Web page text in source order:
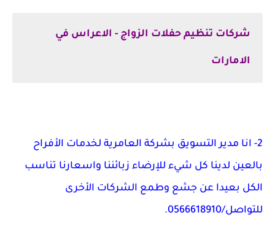
شركات تنظيم حفلات الزواج - الاعراس في
الامارات
للتواصل/0566618910.